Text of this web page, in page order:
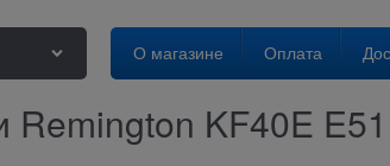
О магазине Оплата
Remington KF40E